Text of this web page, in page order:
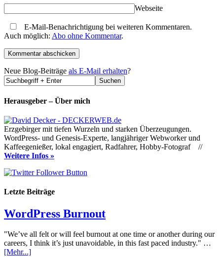
Webseite
E-Mail-Benachrichtigung bei weiteren Kommentaren.
Auch möglich: Abo ohne Kommentar.
Neue Blog-Beiträge als E-Mail erhalten?
Herausgeber – Über mich
Erzgebirger mit tiefen Wurzeln und starken Überzeugungen.
WordPress- und Genesis-Experte, langjähriger Webworker und
Kaffeegenießer, lokal engagiert, Radfahrer, Hobby-Fotograf //
Weitere Infos »
Letzte Beiträge
WordPress Burnout
"We’ve all felt or will feel burnout at one time or another during our
careers, I think it’s just unavoidable, in this fast paced industry." …
[Mehr...]